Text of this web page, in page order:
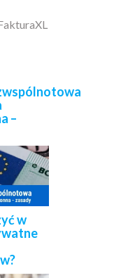
–
w